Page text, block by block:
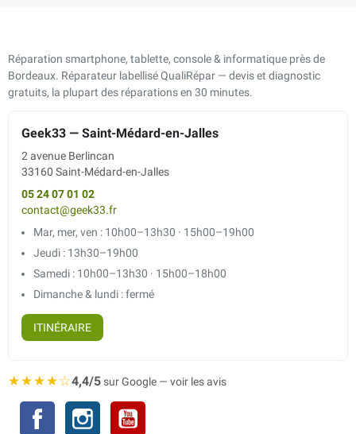
Réparation smartphone, tablette, console & informatique près de
Bordeaux. Réparateur labellisé QualiRépar — devis et diagnostic
gratuits, la plupart des réparations en 30 minutes.
Geek33 — Saint-Médard-en-Jalles
2 avenue Berlincan
33160 Saint-Médard-en-Jalles
05 24 07 01 02
contact@geek33.fr
Mar, mer, ven : 10h00–13h30 · 15h00–19h00
Jeudi : 13h30–19h00
Samedi : 10h00–13h30 · 15h00–18h00
Dimanche & lundi : fermé
ITINÉRAIRE
★★★★☆4,4/5sur Google — voir les avis
Facebook Instagram